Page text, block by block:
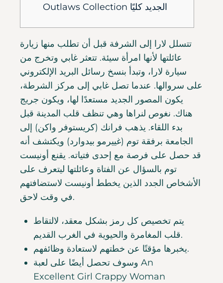
Outlaws Collection الجديد كليًا
تتسلل لارا إلى الشرفة قبل أن تطلب منها زيارة
عائلتها لأنها امرأة سيئة. تتعثر غابي وتخرج من
سيارة لارا، وتبدأ بنسخ رسائل البريد الإلكتروني
على سروالها. عندما تصل غابي إلى مركز الشرطة،
يكون المصور الجديد مستعدًا لها، ويكون جريج
هناك. نغوص لنراها وهي تنظف قلب المدينة قبل
بدء اللقاء. يذهب فرانك (كريستوفر واكن) إلى
الجامعة برفقة توم (غييرمو بيدوارد) ويكتشف أنه
قد حصل على فرصة مع إحدى فتياته. يقنع أونيست
توم بالسؤال عن الفتاة وعائلتها ليتعرف على
الأشخاص الجدد الذين يخطط أونيست لاستضافتهم
في وقت لاحق.
يتم تخصيص كل رمز بشكل معقد، لالتقاط
قلب المغامرة والحيوية في الغرب القديم.
يخبرها مؤقتًا عن خطتهم لاستعادة وظائفهم.
وسوف تحصل أيضًا على لعبة An
Excellent Girl Crappy Woman